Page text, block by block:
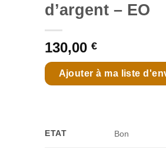
d’argent – EO
130,00 €
Ajouter à ma liste
ETAT Bon